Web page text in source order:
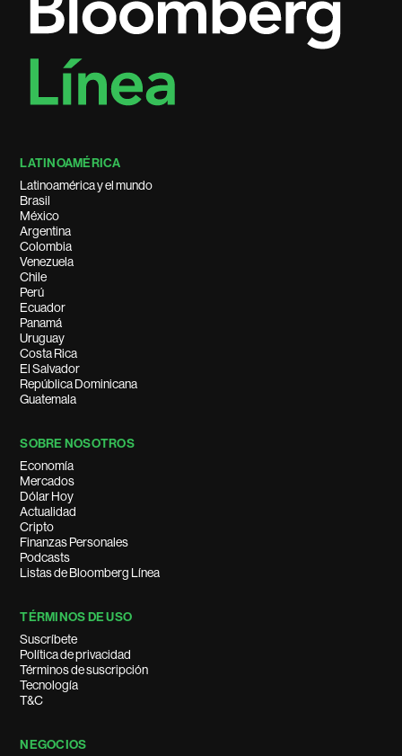
LATINOAMÉRICA
Latinoamérica y el mundo
Brasil
México
Argentina
Colombia
Venezuela
Chile
Perú
Ecuador
Panamá
Uruguay
Costa Rica
El Salvador
República Dominicana
Guatemala
SOBRE NOSOTROS
Economía
Mercados
Dólar Hoy
Actualidad
Cripto
Finanzas Personales
Podcasts
Listas de Bloomberg Línea
TÉRMINOS DE USO
Suscríbete
Política de privacidad
Términos de suscripción
Tecnología
T&C
NEGOCIOS